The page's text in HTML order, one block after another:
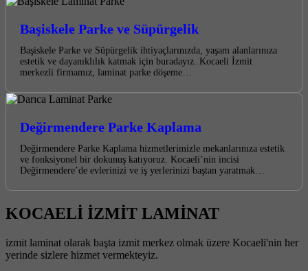
Başiskele Parke ve Süpürgelik
Başiskele Parke ve Süpürgelik ihtiyaçlarınızda, yaşam alanlarınıza
estetik ve dayanıklılık katmak için buradayız. Kocaeli İzmit
merkezli firmamız, laminat parke döşeme…
Değirmendere Parke Kaplama
Değirmendere Parke Kaplama hizmetlerimizle mekanlarınıza estetik
ve fonksiyonel bir dokunuş katıyoruz. Kocaeli’nin incisi
Değirmendere’de evlerinizi ve iş yerlerinizi baştan yaratmak…
KOCAELİ İZMİT LAMİNAT
izmit laminat olarak başta izmit merkez olmak üzere Kocaeli'nin her
yerinde sizlere hizmet vermekteyiz.